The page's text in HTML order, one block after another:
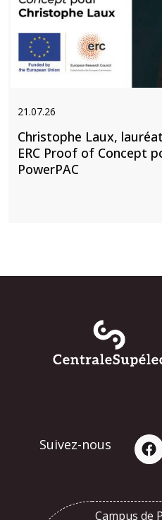
21.07.26
Christophe Laux,
ERC Proof of Concept
PowerPAC
Suivez-nous
Campus de